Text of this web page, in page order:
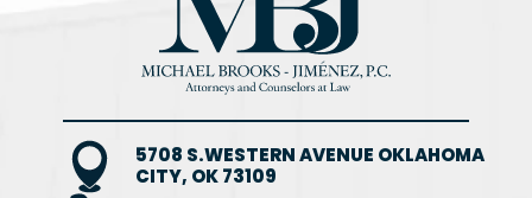
5708 S.WESTERN AVENUE OKLAHOMA
CITY, OK 73109